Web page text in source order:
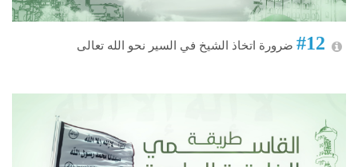
#12 ضرورة اتخاذ الشيخ في السير نحو الله تعالى